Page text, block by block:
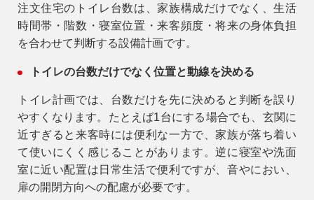
注文住宅のトイレ台数は、家族構成だけでなく、生活
時間帯・階数・寝室位置・来客頻度・将来の身体負担
を合わせて判断する設備計画です。
トイレの台数だけでなく位置と動線を決める
トイレ計画では、台数だけを先に決めると判断を誤り
やすくなります。たとえば1台にする場合でも、玄関に
近すぎると来客時には便利な一方で、家族が落ち着い
て使いにくく感じることがあります。逆に寝室や洗面
室に近い配置は日常生活で便利ですが、音やにおい、
扉の開閉方向への配慮が必要です。